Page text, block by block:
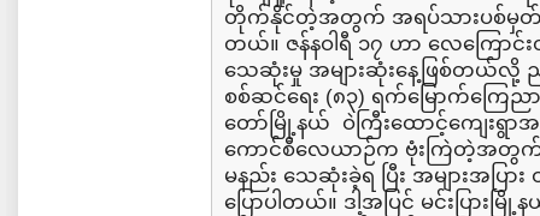
တိုက်နိုင်တဲ့အတွက် အရပ်သားပစ်မှ
တယ်။ ဇန်နဝါရီ ၁၇ ဟာ လေကြော
သေဆုံးမှု အများဆုံးနေ့ဖြစ်တယ်လို့
စစ်ဆင်ရေး (၈၃) ရက်မြောက်ကြေည
တော်မြို့နယ် ဝဲကြီးထောင့်ကျေးရွာအ
ကောင်စီလေယာဉ်က ဗုံးကြဲတဲ့အတွက်
မနည်း သေဆုံးခဲ့ရ ပြီး အများအပ
ပြောပါတယ်။ ဒါ့အပြင် မင်းပြား